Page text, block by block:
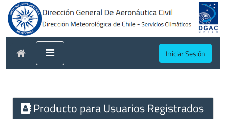
Iniciar Sesión
Producto para Usuarios Registrados